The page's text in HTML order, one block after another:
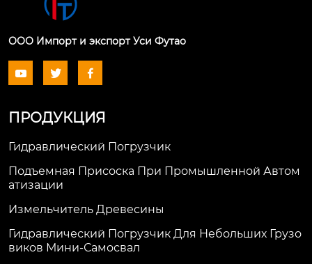
ООО Импорт и экспорт Уси Футао
  
ПРОДУКЦИЯ
Гидравлический Погрузчик
Подъемная Присоска При Промышленной Автом
Атизации
Измельчитель Древесины
Гидравлический Погрузчик Для Небольших Грузо
Виков Мини-Самосвал